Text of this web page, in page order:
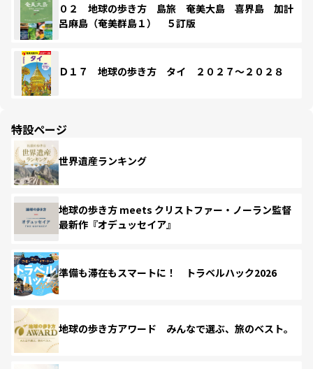
０２ 地球の歩き方 島旅 奄美大島 喜界島 加計
呂麻島（奄美群島１） ５訂版
Ｄ１７ 地球の歩き方 タイ ２０２７～２０２８
特設ページ
世界遺産ランキング
地球の歩き方 meets クリストファー・ノーラン監督
最新作『オデュッセイア』
準備も滞在もスマートに！ トラベルハック2026
地球の歩き方アワード みんなで選ぶ、旅のベスト。